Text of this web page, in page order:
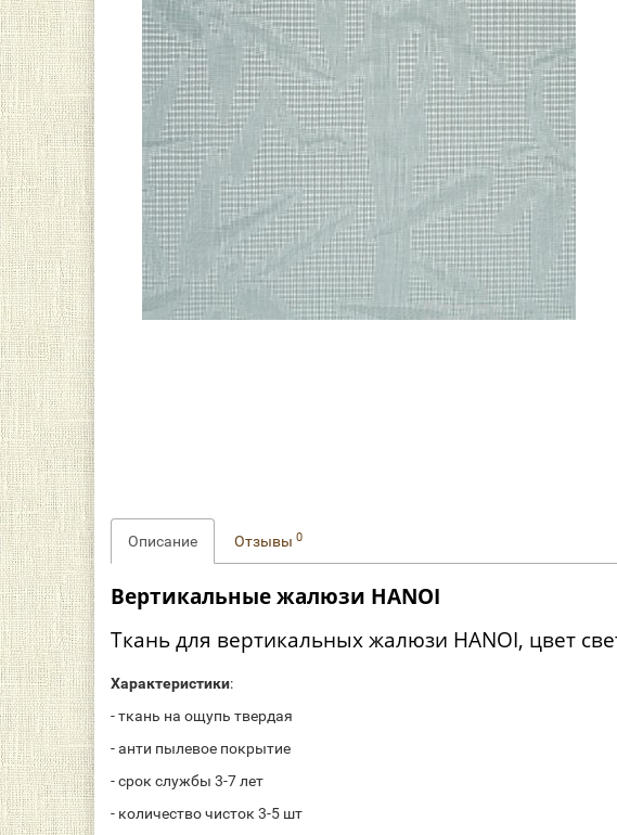
Описание Отзывы 0
Вертикальные жалюзи HANOI
Ткань для вертикальных жалюзи HANOI, цвет
Характеристики:
- ткань на ощупь твердая
- анти пылевое покрытие
- срок службы 3-7 лет
- количество чисток 3-5 шт